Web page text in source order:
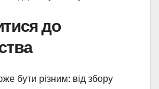
до
бути різним: від збору